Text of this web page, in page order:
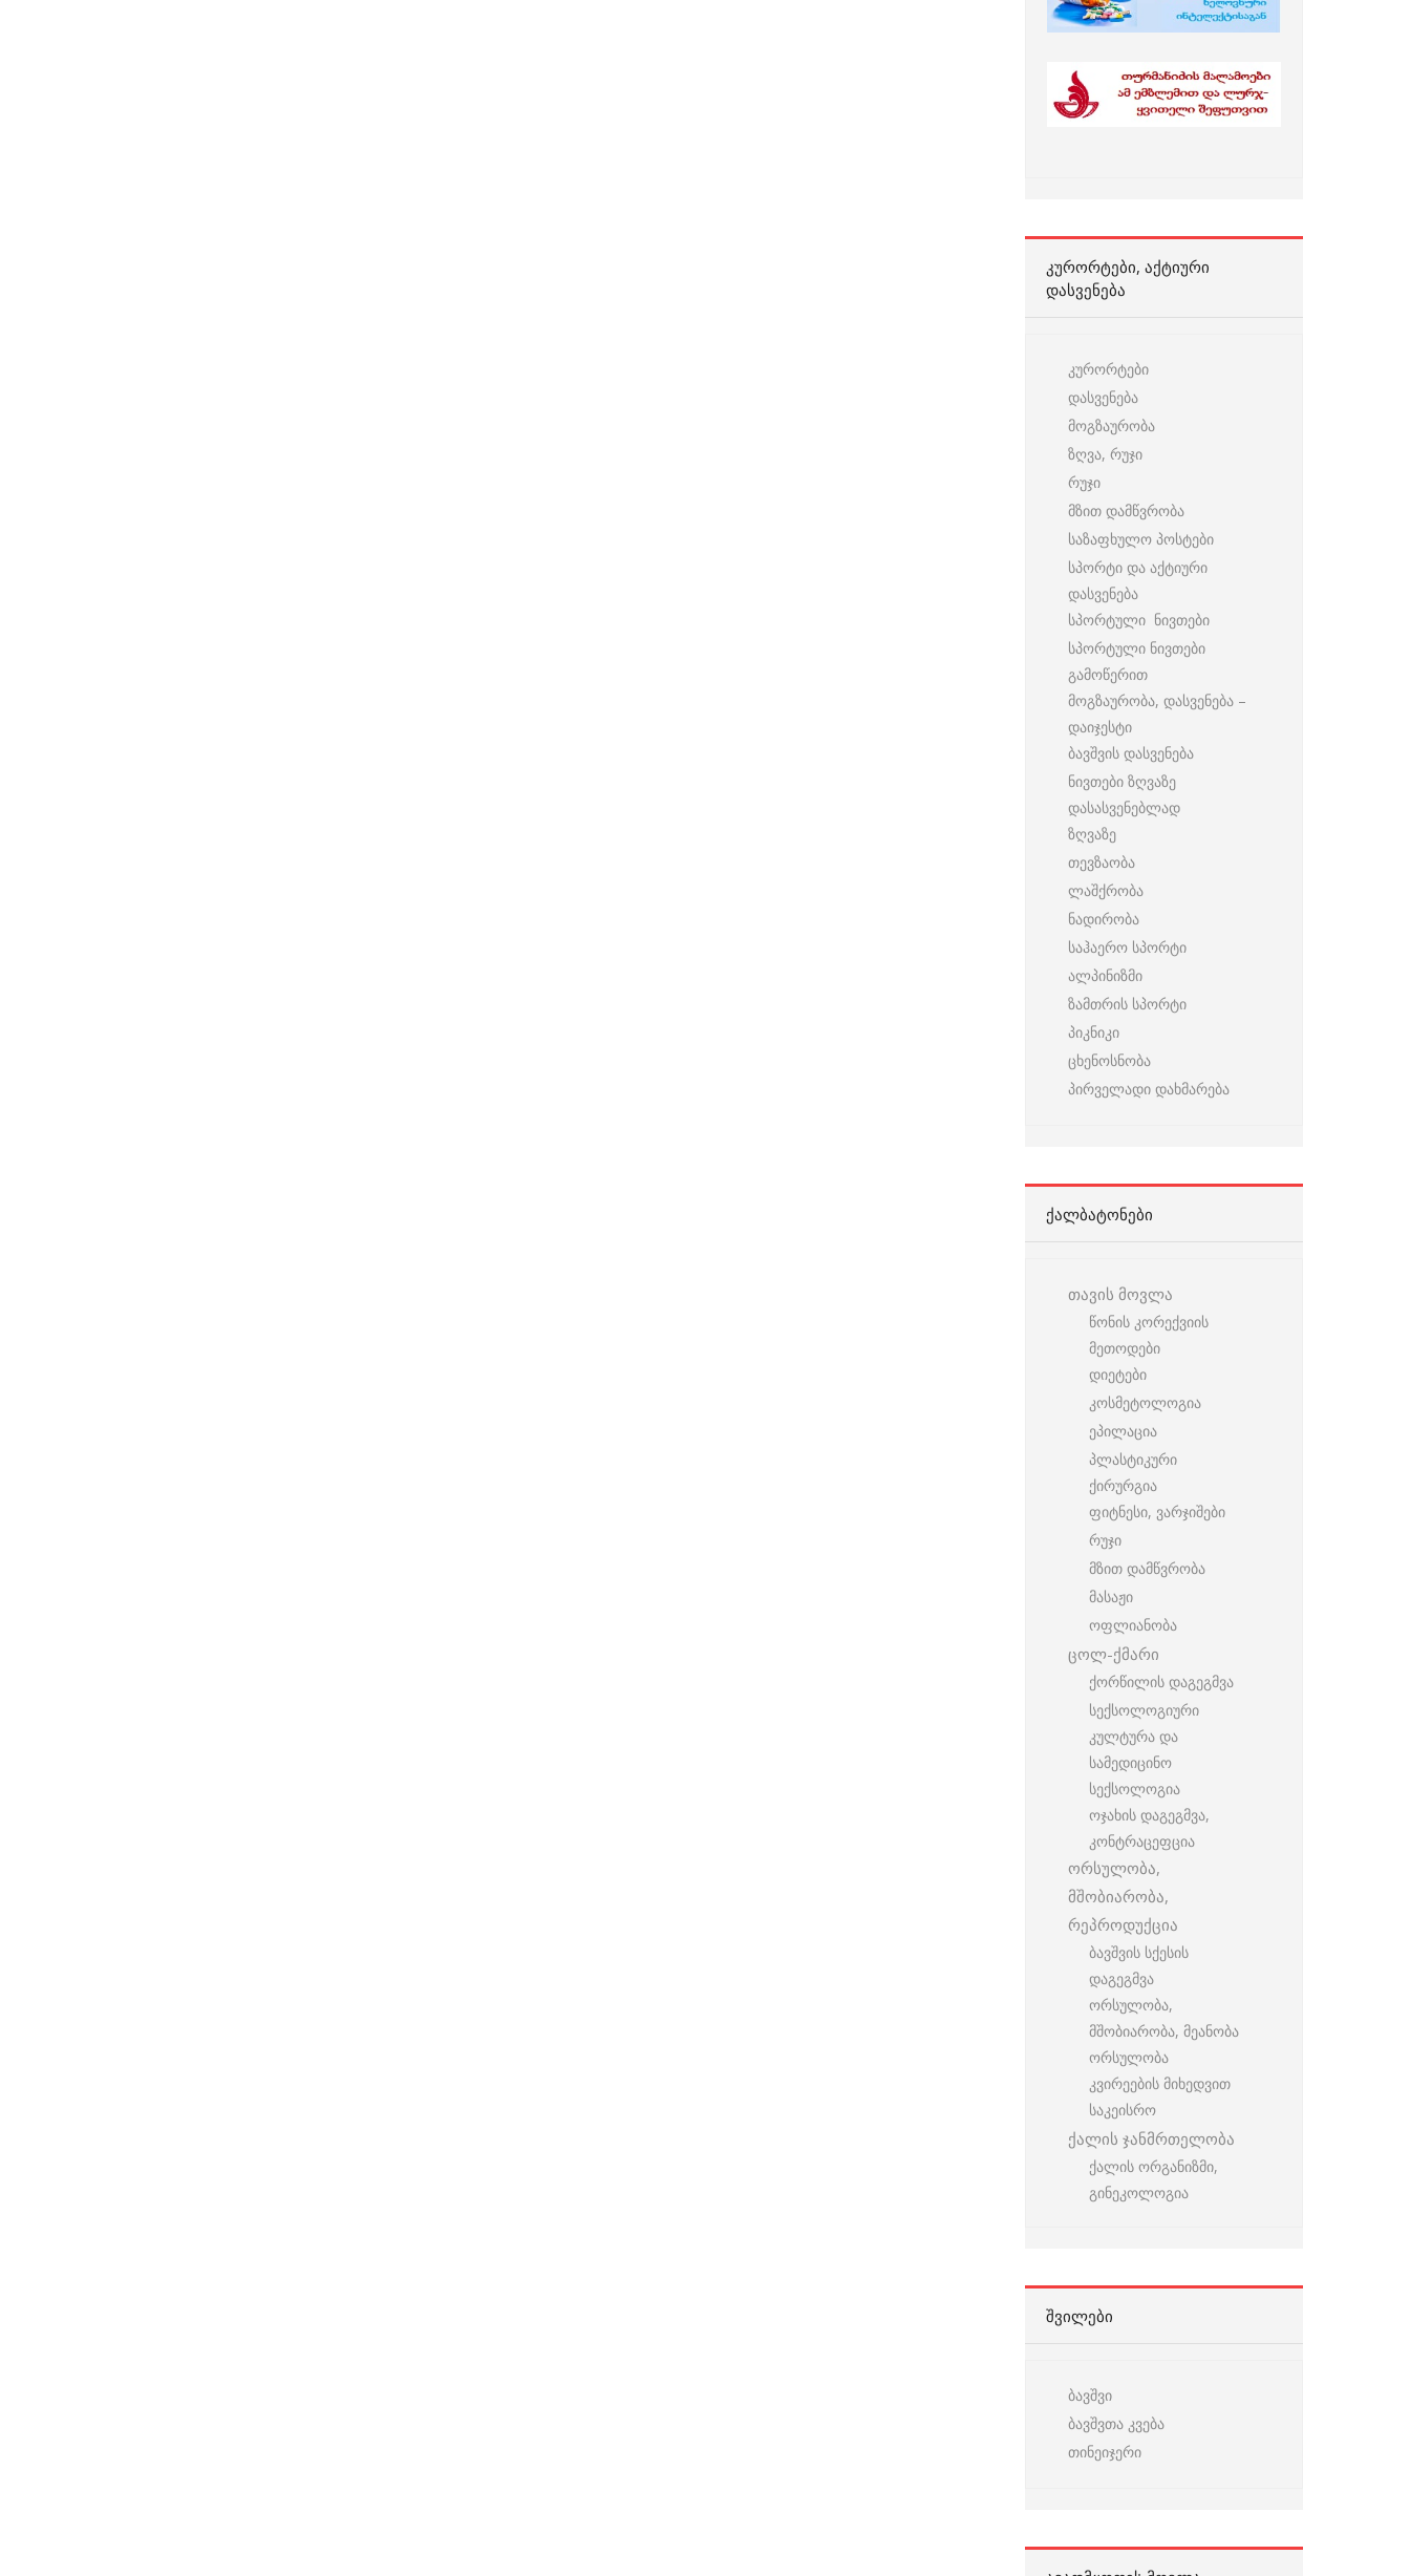
ᲙᲣᲠᲝᲠᲢᲔᲑᲘ, ᲐᲥᲢᲘᲣᲠᲘ
ᲓᲐᲡᲕᲔᲜᲔᲑᲐ
კურორტები
დასვენება
მოგზაურობა
ზღვა, რუჯი
რუჯი
მზით დამწვრობა
საზაფხულო პოსტები
სპორტი და აქტიური
დასვენება
სპორტული ნივთები
სპორტული ნივთები
გამოწერით
მოგზაურობა, დასვენება –
დაიჯესტი
ბავშვის დასვენება
ნივთები ზღვაზე
დასასვენებლად
ზღვაზე
თევზაობა
ლაშქრობა
ნადირობა
საჰაერო სპორტი
ალპინიზმი
ზამთრის სპორტი
პიკნიკი
ცხენოსნობა
პირველადი დახმარება
ᲥᲐᲚᲑᲐᲢᲝᲜᲔᲑᲘ
თავის მოვლა
წონის კორექვიის
მეთოდები
დიეტები
კოსმეტოლოგია
ეპილაცია
პლასტიკური
ქირურგია
ფიტნესი, ვარჯიშები
რუჯი
მზით დამწვრობა
მასაჟი
ოფლიანობა
ცოლ-ქმარი
ქორწილის დაგეგმვა
სექსოლოგიური
კულტურა და
სამედიცინო
სექსოლოგია
ოჯახის დაგეგმვა,
კონტრაცეფცია
ორსულობა,
მშობიარობა,
რეპროდუქცია
ბავშვის სქესის
დაგეგმვა
ორსულობა,
მშობიარობა, მეანობა
ორსულობა
კვირეების მიხედვით
საკეისრო
ქალის ჯანმრთელობა
ქალის ორგანიზმი,
გინეკოლოგია
ᲨᲕᲘᲚᲔᲑᲘ
ბავშვი
ბავშვთა კვება
თინეიჯერი